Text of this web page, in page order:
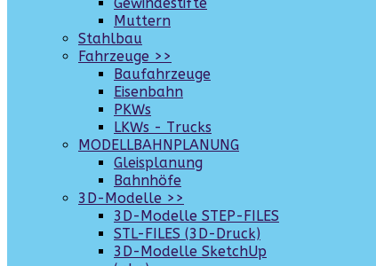
Muttern
Stahlbau
Fahrzeuge >>
Baufahrzeuge
Eisenbahn
PKWs
LKWs - Trucks
MODELLBAHNPLANUNG
Gleisplanung
Bahnhöfe
3D-Modelle >>
3D-Modelle STEP-FILES
STL-FILES (3D-Druck)
3D-Modelle SketchUp